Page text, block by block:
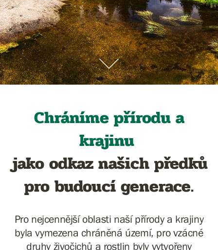
Chráníme přírodu a
krajinu
jako odkaz našich předků
pro budoucí generace.
Pro nejcennější oblasti naší přírody a krajiny
byla vymezena chráněná území, pro vzácné
druhy živočichů a rostlin byly vytvořeny